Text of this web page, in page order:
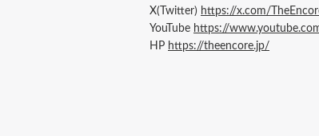
X(Twitter) https://x.com/
YouTube https://
HP https://theencore.jp/